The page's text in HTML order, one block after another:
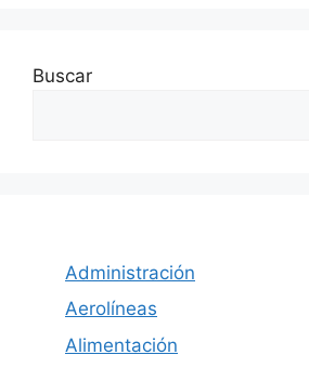
Buscar
Administración
Aerolíneas
Alimentación